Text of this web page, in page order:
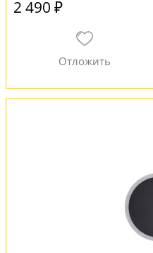
2 490 ₽